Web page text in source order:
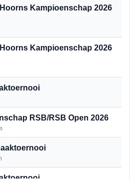
Kampioenschap 2026
Kampioenschap 2026
RSB/RSB Open 2026